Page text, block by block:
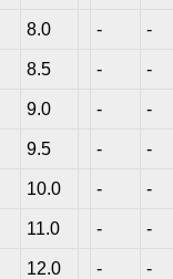
8.0 - -
8.5 - -
9.0 - -
9.5 - -
10.0 - -
11.0 - -
12.0 - -